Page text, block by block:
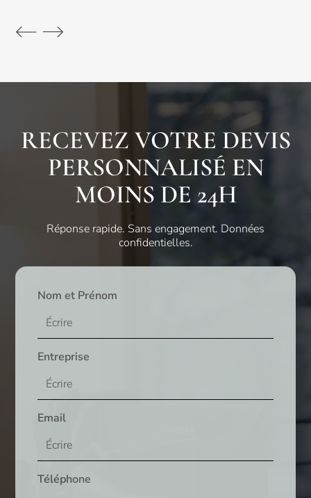
RECEVEZ VOTRE DEVIS
PERSONNALISÉ EN
MOINS DE 24H
Réponse rapide. Sans engagement. Données
confidentielles.
Nom et Prénom
Entreprise
Email
Téléphone